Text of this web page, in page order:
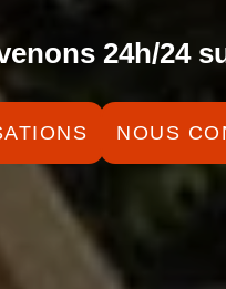
24h/24
NOUS